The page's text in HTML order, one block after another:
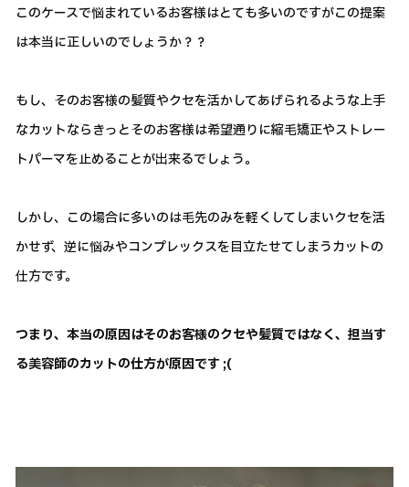
このケースで悩まれているお客様はとても多いのですがこの提案
は本当に正しいのでしょうか？？
もし、そのお客様の髪質やクセを活かしてあげられるような上手
なカットならきっとそのお客様は希望通りに縮毛矯正やストレー
トパーマを止めることが出来るでしょう。
しかし、この場合に多いのは毛先のみを軽くしてしまいクセを活
かせず、逆に悩みやコンプレックスを目立たせてしまうカットの
仕方です。
つまり、本当の原因はそのお客様のクセや髪質ではなく、担当す
る美容師のカットの仕方が原因です ;(